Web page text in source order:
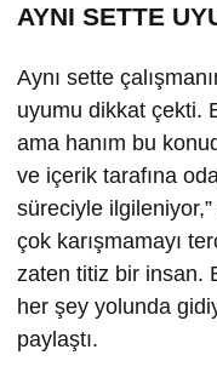
AYNI SETTE
Aynı sette
uyumu dikkat çekti.
ama hanım bu
ve içerik tarafına
süreciyle
çok karışmamayı
zaten titiz bir insan.
her şey yolunda
paylaştı.